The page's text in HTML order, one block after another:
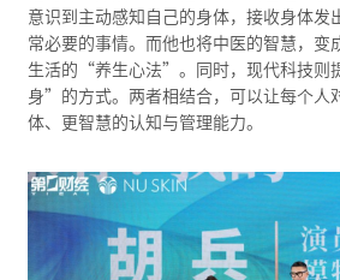
意识到主动感知自己的身体，接收身体发
常必要的事情。而他也将中医的智慧，变
生活的“养生心法”。同时，现代科技则
身”的方式。两者相结合，可以让每个人
体、更智慧的认知与管理能力。